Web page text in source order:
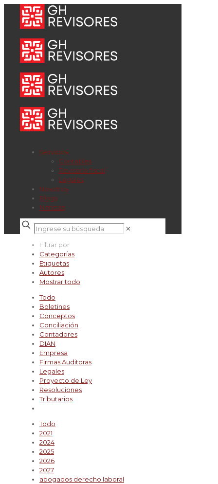
Servicios
Contables
Revisoría fiscal
Legales
Nosotros
Blogs
Noticias
✕
Filtrar por
Categorías
Etiquetas
Autores
Mostrar todo
Todo
Boletines
Conceptos
Conciliación
Contadores
DIAN
Empresa
Firmas Auditoras
Legales
Proyecto de Ley
Resoluciones
Tributarios
Todo
2021
2024
2025
2026
2027
abogados derecho laboral